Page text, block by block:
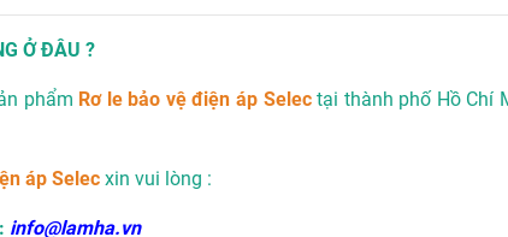
Ở ĐÂU ?
phẩm Rơ le bảo vệ điện áp Selec tại thành phố Hồ Chí
áp Selec xin vui lòng :
info@lamha.vn